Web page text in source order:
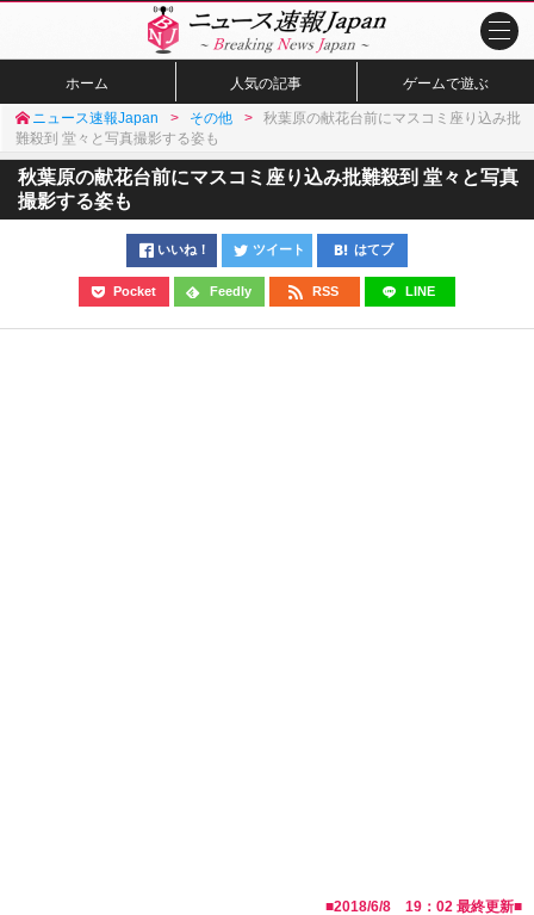
ホーム 人気の記事 ゲームで遊ぶ
ニュース速報Japan その他
秋葉原の献花台前にマスコミ座り込み批
難殺到 堂々と写真撮影する姿も
秋葉原の献花台前にマスコミ座り込み批難殺到 堂々と写真
撮影する姿も
いいね！ ツイート はてブ
Pocket Feedly RSS LINE
■2018/6/8 19：02 最終更新■